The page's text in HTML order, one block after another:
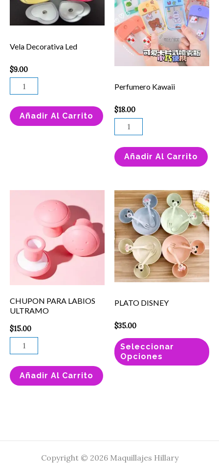
Vela Decorativa Led
$9.00
Led
cantidad
Añadir Al Carrito
Perfumero Kawaii
$18.00
cantidad
Añadir Al Carrito
CHUPON PARA LABIOS
ULTRAMO
$15.00
ULTRAMO
cantidad
Añadir Al Carrito
PLATO DISNEY
$35.00
Seleccionar
Opciones
la
Copyright © 2026 Maquillajes Hillary